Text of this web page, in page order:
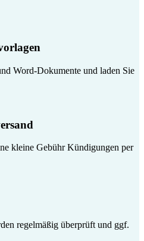
Word-Dokumente und laden Sie
kleine Gebühr Kündigungen per
regelmäßig überprüft und ggf.